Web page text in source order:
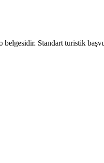
Standart turistik